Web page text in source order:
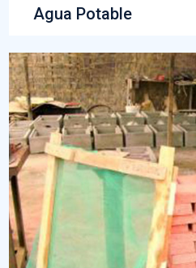
Agua Potable